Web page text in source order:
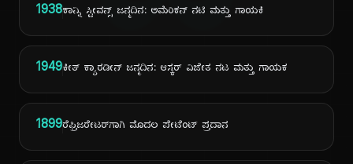
1938ಕಾನ್ನಿ ಸ್ಟೀವನ್ಸ್ ಜನ್ಮದಿನ: ಅಮೆರಿಕನ್ ನಟಿ ಮತ್ತು ಗಾಯಕಿ
1949ಕೀತ್ ಕ್ಯಾರಡೀನ್ ಜನ್ಮದಿನ: ಆಸ್ಕರ್ ವಿಜೇತ ನಟ ಮತ್ತು ಗಾಯಕ
1899ರೆಫ್ರಿಜರೇಟರ್‌ಗಾಗಿ ಮೊದಲ ಪೇಟೆಂಟ್ ಪ್ರದಾನ